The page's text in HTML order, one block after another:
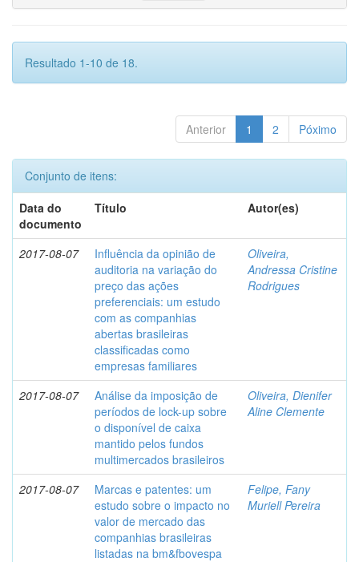
Resultado 1-10 de 18.
Anterior 1 2 Póximo
Conjunto de itens:
Data do
documento
Título Autor(es)
2017-08-07
Influência da opinião de
auditoria na variação do
preço das ações
preferenciais: um estudo
com as companhias
abertas brasileiras
classificadas como
empresas familiares
Oliveira,
Andressa Cristine
Rodrigues
2017-08-07
Análise da imposição de
períodos de lock-up sobre
o disponível de caixa
mantido pelos fundos
multimercados brasileiros
Oliveira, Dienifer
Aline Clemente
2017-08-07
Marcas e patentes: um
estudo sobre o impacto no
valor de mercado das
companhias brasileiras
listadas na bm&fbovespa
Felipe, Fany
Muriell Pereira